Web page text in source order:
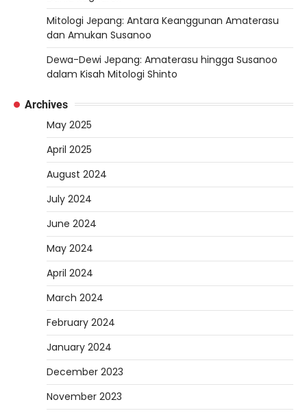
Mitologi Jepang: Antara Keanggunan Amaterasu
dan Amukan Susanoo
Dewa-Dewi Jepang: Amaterasu hingga Susanoo
dalam Kisah Mitologi Shinto
Archives
May 2025
April 2025
August 2024
July 2024
June 2024
May 2024
April 2024
March 2024
February 2024
January 2024
December 2023
November 2023